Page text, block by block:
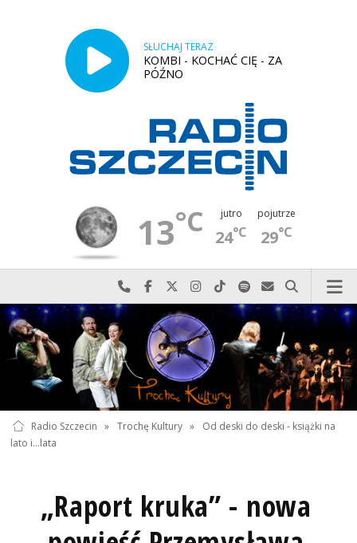
SŁUCHAJ TERAZ
KOMBI - KOCHAĆ CIĘ - ZA
PÓŹNO
13°C jutro
24°C
pojutrze
29°C
Najlepiej po prostu do nas zadzwoń
Odwiedź nas na Facebook-u
Odwiedź nas na X
Odwiedź nas na Instagram-ie
Odwiedź nas na TikTok-u
Szukaj nas na Spotify
Wyślij do nas
Szukaj
Radio Szczecin » Trochę Kultury »
Od deski do deski - książki na
lato i...lata
„Raport kruka” - nowa